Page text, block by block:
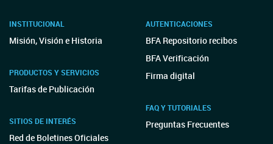
INSTITUCIONAL
Misión, Visión e Historia
PRODUCTOS Y SERVICIOS
Tarifas de Publicación
SITIOS DE INTERÉS
Red de Boletines Oficiales
AUTENTICACIONES
BFA Repositorio recibos
BFA Verificación
Firma digital
FAQ Y TUTORIALES
Preguntas Frecuentes